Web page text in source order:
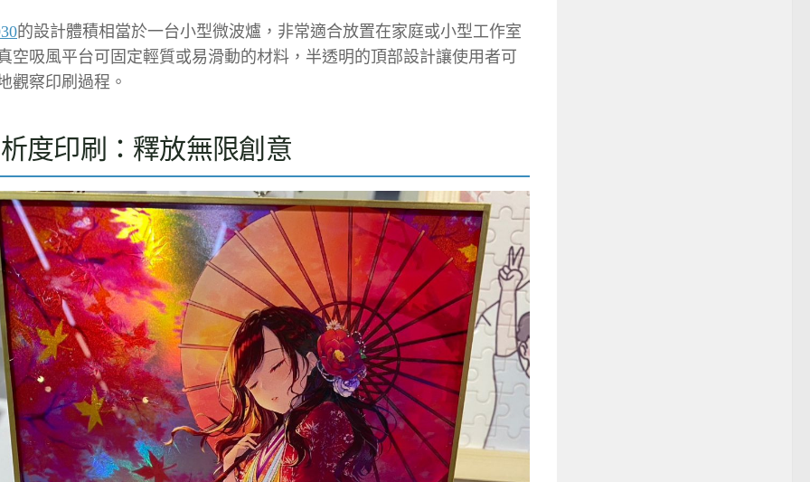
的設計體積相當於一台小型微波爐，非常適合放置在家庭或小型工作室
空吸風平台可固定輕質或易滑動的材料，半透明的頂部設計讓使用者可
觀察印刷過程。
度印刷：釋放無限創意